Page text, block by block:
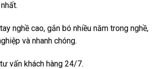
nghề cao, gắn bó nhiều năm trong nghề,
và nhanh chóng.
vấn khách hàng 24/7.